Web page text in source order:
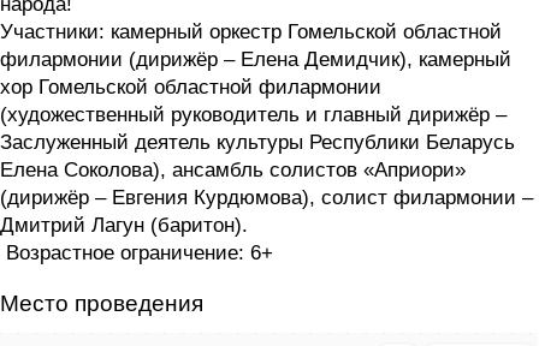
Участники: камерный оркестр Гомельской областной
филармонии (дирижёр – Елена Демидчик), камерный
хор Гомельской областной филармонии
(художественный руководитель и главный дирижёр –
Заслуженный деятель культуры Республики Беларусь
Елена Соколова), ансамбль солистов «Априори»
(дирижёр – Евгения Курдюмова), солист филармонии –
Дмитрий Лагун (баритон).
Возрастное ограничение: 6+
Место проведения